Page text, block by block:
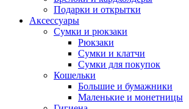
Подарки и открытки
Аксессуары
Сумки и рюкзаки
Рюкзаки
Сумки и клатчи
Сумки для покупок
Кошельки
Большие и бумажники
Маленькие и монетницы